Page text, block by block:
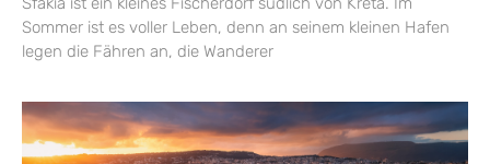
Sommer ist es voller Leben, denn an seinem kleinen Hafen
legen die Fähren an, die Wanderer